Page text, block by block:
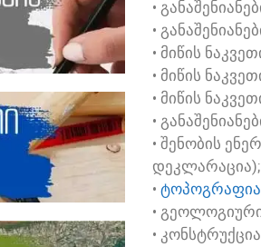
•
•
• ᲛᲘᲬᲘᲡ
• ᲛᲘᲬᲘᲡ
• ᲛᲘᲬᲘᲡ
•
• ᲨᲔᲜᲝᲑᲘᲡ
ᲓᲔᲙᲚᲐᲠᲐᲪᲘᲐ);
•
•
•